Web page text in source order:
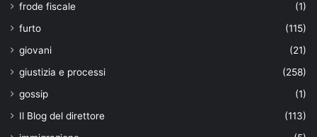
frode fiscale
(1)
furto
(115)
giovani
(21)
giustizia e processi
(258)
gossip
(1)
Il Blog del direttore
(113)